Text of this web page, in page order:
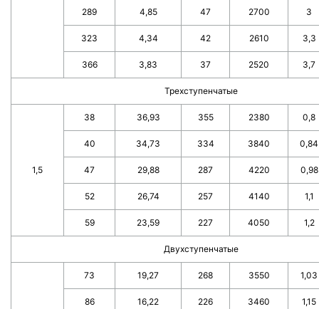
289 4,85 47 2700 3
323 4,34 42 2610 3,3
366 3,83 37 2520 3,7
Трехступенчатые
1,5
38 36,93 355 2380 0,8
40 34,73 334 3840 0,84
47 29,88 287 4220 0,98
52 26,74 257 4140 1,1
59 23,59 227 4050 1,2
Двухступенчатые
73 19,27 268 3550 1,03
86 16,22 226 3460 1,15